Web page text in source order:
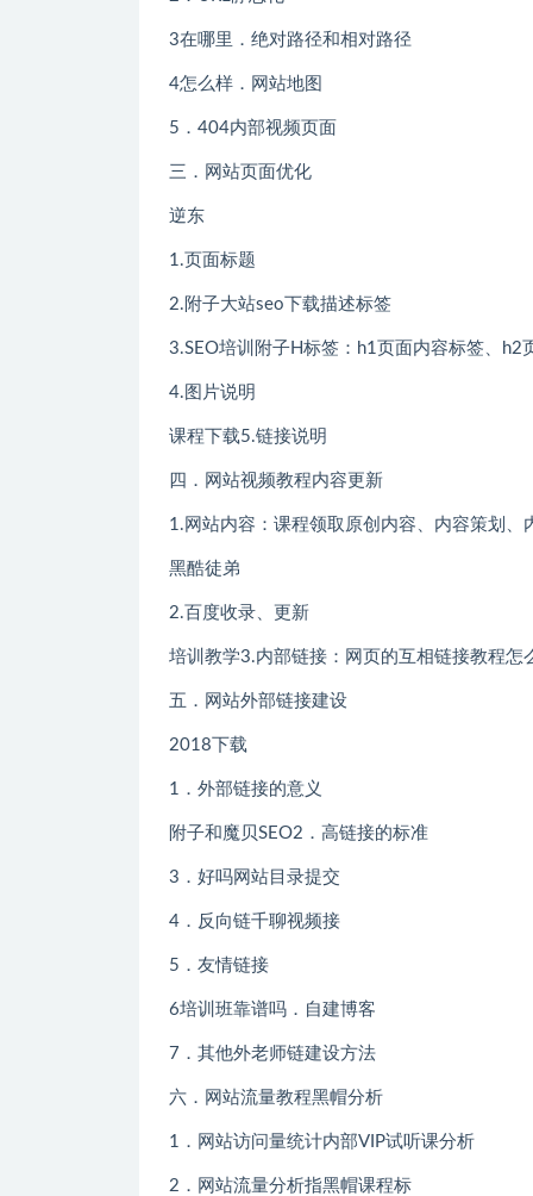
3在哪里．绝对路径和相对路径
4怎么样．网站地图
5．404内部视频页面
三．网站页面优化
逆东
1.页面标题
2.附子大站seo下载描述标签
3.SEO培训附子H标签：h1页面内容标签
4.图片说明
课程下载5.链接说明
四．网站视频教程内容更新
1.网站内容：课程领取原创内容、内容策划
黑酷徒弟
2.百度收录、更新
培训教学3.内部链接：网页的互相链接教程怎
五．网站外部链接建设
2018下载
1．外部链接的意义
附子和魔贝SEO2．高链接的标准
3．好吗网站目录提交
4．反向链千聊视频接
5．友情链接
6培训班靠谱吗．自建博客
7．其他外老师链建设方法
六．网站流量教程黑帽分析
1．网站访问量统计内部VIP试听课分析
2．网站流量分析指黑帽课程标